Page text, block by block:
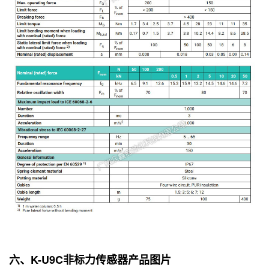
六、K-U9C非标力传感器产品图片